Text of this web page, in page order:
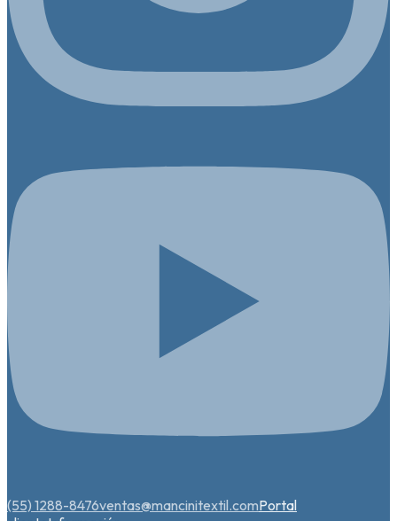
(55) 1288-8476ventas@mancinitextil.comPortal